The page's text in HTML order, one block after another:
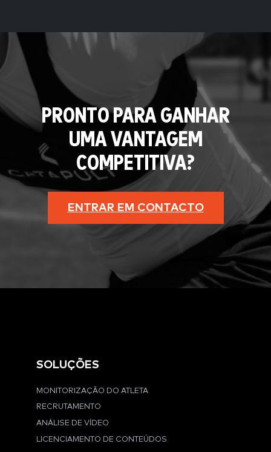
PRONTO PARA GANHAR
UMA VANTAGEM
COMPETITIVA?
ENTRAR EM CONTACTO
SOLUÇÕES
MONITORIZAÇÃO DO ATLETA
RECRUTAMENTO
ANÁLISE DE VÍDEO
LICENCIAMENTO DE CONTEÚDOS